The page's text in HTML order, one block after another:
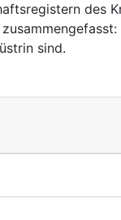
des
sind.